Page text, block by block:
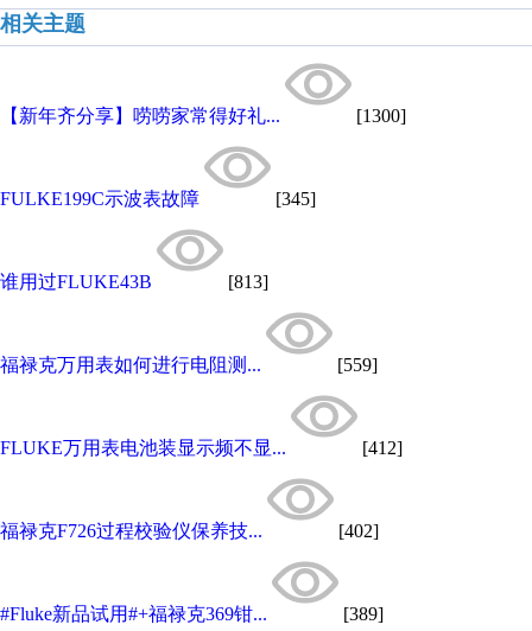
相关主题
【新年齐分享】唠唠家常得好礼... [1300]
FULKE199C示波表故障 [345]
谁用过FLUKE43B [813]
福禄克万用表如何进行电阻测... [559]
FLUKE万用表电池装显示频不显... [412]
福禄克F726过程校验仪保养技... [402]
#Fluke新品试用#+福禄克369钳... [389]